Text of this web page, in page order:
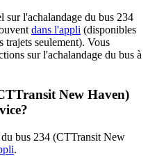
sur l'achalandage du bus 234
dans l'appli (disponibles
trajets seulement). Vous
sur l'achalandage du bus à
New Haven)
bus 234 (CTTransit New
.